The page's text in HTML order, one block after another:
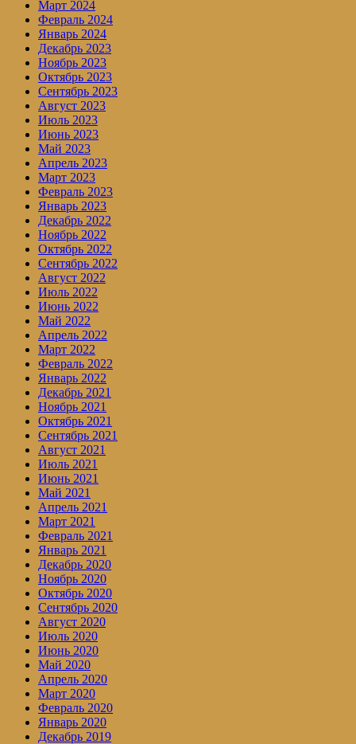
Март 2024
Февраль 2024
Январь 2024
Декабрь 2023
Ноябрь 2023
Октябрь 2023
Сентябрь 2023
Август 2023
Июль 2023
Июнь 2023
Май 2023
Апрель 2023
Март 2023
Февраль 2023
Январь 2023
Декабрь 2022
Ноябрь 2022
Октябрь 2022
Сентябрь 2022
Август 2022
Июль 2022
Июнь 2022
Май 2022
Апрель 2022
Март 2022
Февраль 2022
Январь 2022
Декабрь 2021
Ноябрь 2021
Октябрь 2021
Сентябрь 2021
Август 2021
Июль 2021
Июнь 2021
Май 2021
Апрель 2021
Март 2021
Февраль 2021
Январь 2021
Декабрь 2020
Ноябрь 2020
Октябрь 2020
Сентябрь 2020
Август 2020
Июль 2020
Июнь 2020
Май 2020
Апрель 2020
Март 2020
Февраль 2020
Январь 2020
Декабрь 2019